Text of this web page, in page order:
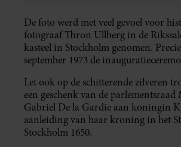
De foto werd met veel gevoel voor
fotograaf Thron Ullberg in de
kasteel in Stockholm genomen.
september 1973 de
Let ook op de schitterende zilveren
een geschenk van de parlementsraad
Gabriel De la Gardie aan koningin
aanleiding van haar kroning in het
Stockholm 1650.